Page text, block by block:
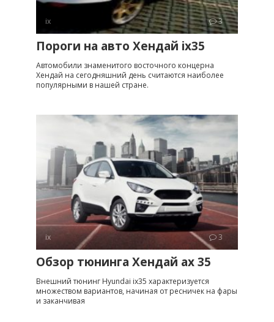
ix 3
Пороги на авто Хендай ix35
Автомобили знаменитого восточного концерна
Хендай на сегодняшний день считаются наиболее
популярными в нашей стране.
ix 3
Обзор тюнинга Хендай ах 35
Внешний тюнинг Hyundai ix35 характеризуется
множеством вариантов, начиная от ресничек на фары
и заканчивая